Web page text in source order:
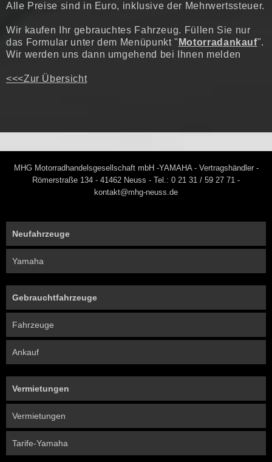
Alle Preise sind in Euro, inklusive der Mehrwertssteuer.
Wir kaufen Ihr gebrauchtes Fahrzeug. Füllen Sie nur
das Formular unter dem Menüpunkt " Motorradankauf".
Wir werden uns dann umgehend bei Ihnen melden
<<<Zur Übersicht
MHG Motorradhandelsgesellschaft mbH -YAMAHA - Vertragshändler -
Römerstraße 134 - 41462 Neuss - Tel.: 0 21 31 / 59 27 71 -
kontakt@mhg-neuss.de
Neufahrzeuge
Yamaha
Gebrauchtfahrzeuge
Fahrzeuge
Ankauf
Vermietungen
Vermietungen
Tarife-Yamaha